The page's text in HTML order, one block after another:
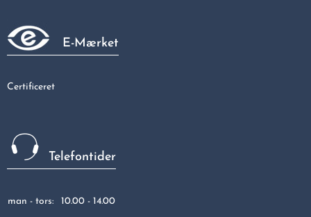
E-Mærket
Certificeret
Telefontider
man - tors: 10.00 - 14.00